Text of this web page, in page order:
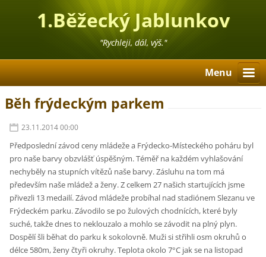
1.Běžecký Jablunkov
"Rychleji, dál, výš."
Menu
Běh frýdeckým parkem
23.11.2014 00:00
Předposlední závod ceny mládeže a Frýdecko-Místeckého poháru byl
pro naše barvy obzvlášť úspěšným. Téměř na každém vyhlašování
nechyběly na stupních vítězů naše barvy. Zásluhu na tom má
především naše mládež a ženy. Z celkem 27 našich startujících jsme
přivezli 13 medailí. Závod mládeže probíhal nad stadiónem Slezanu ve
Frýdeckém parku. Závodilo se po žulových chodnících, které byly
suché, takže dnes to neklouzalo a mohlo se závodit na plný plyn.
Dospělí šli běhat do parku k sokolovně. Muži si střihli osm okruhů o
délce 580m, ženy čtyři okruhy. Teplota okolo 7°C jak se na listopad